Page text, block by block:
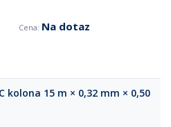
Na dotaz
kolona 15 m × 0,32 mm × 0,50